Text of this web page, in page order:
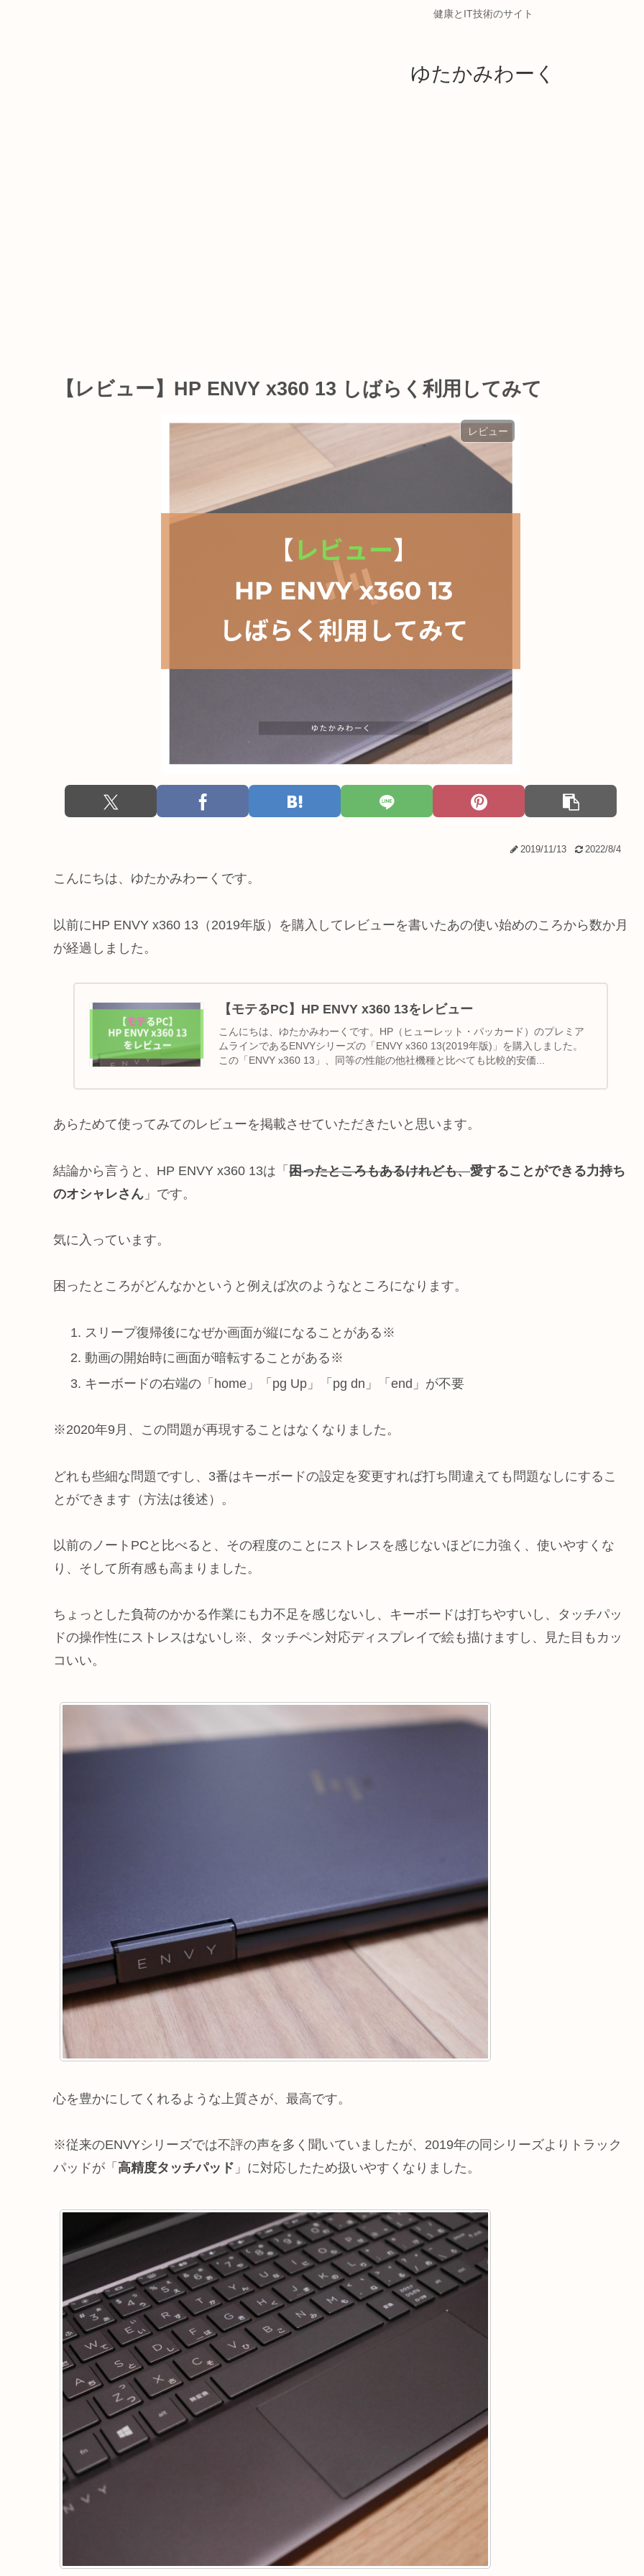
健康とIT技術のサイト
ゆたかみわーく
【レビュー】HP ENVY x360 13 しばらく利用してみて
レビュー
2019/11/13 2022/8/4
こんにちは、ゆたかみわーくです。
以前にHP ENVY x360 13（2019年版）を購入してレビューを書いたあの使い始めのころから数か月
が経過しました。
【モテるPC】HP ENVY x360 13をレビュー
こんにちは、ゆたかみわーくです。HP（ヒューレット・パッカード）のプレミア
ムラインであるENVYシリーズの「ENVY x360 13(2019年版)」を購入しました。
この「ENVY x360 13」、同等の性能の他社機種と比べても比較的安価...
あらためて使ってみてのレビューを掲載させていただきたいと思います。
結論から言うと、HP ENVY x360 13は「 困ったところもあるけれども、愛することができる力持ち
のオシャレさん 」です。
気に入っています。
困ったところがどんなかというと例えば次のようなところになります。
スリープ復帰後になぜか画面が縦になることがある※
動画の開始時に画面が暗転することがある※
キーボードの右端の「home」「pg Up」「pg dn」「end」が不要
※2020年9月、この問題が再現することはなくなりました。
どれも些細な問題ですし、3番はキーボードの設定を変更すれば打ち間違えても問題なしにするこ
とができます（方法は後述）。
以前のノートPCと比べると、その程度のことにストレスを感じないほどに力強く、使いやすくな
り、そして所有感も高まりました。
ちょっとした負荷のかかる作業にも力不足を感じないし、キーボードは打ちやすいし、タッチパッ
ドの操作性にストレスはないし※、タッチペン対応ディスプレイで絵も描けますし、見た目もカッ
コいい。
心を豊かにしてくれるような上質さが、最高です。
※従来のENVYシリーズでは不評の声を多く聞いていましたが、2019年の同シリーズよりトラック
パッドが「 高精度タッチパッド 」に対応したため扱いやすくなりました。